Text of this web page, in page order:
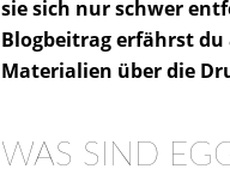
sie sich nur schwer
Blogbeitrag erfährst du
Materialien über die
WAS SIND